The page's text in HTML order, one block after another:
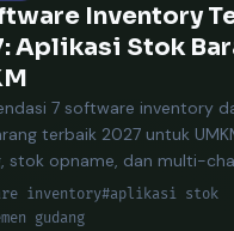
Inventory
Aplikasi Stok
7 software inventory
terbaik 2027 untuk
stok opname, dan multi-
inventory#aplikasi stok
gudang